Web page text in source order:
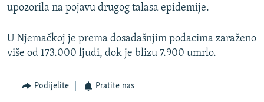
upozorila na pojavu drugog talasa epidemije.
U Njemačkoj je prema dosadašnjim podacima zaraženo
više od 173.000 ljudi, dok je blizu 7.900 umrlo.
Podijelite Pratite nas